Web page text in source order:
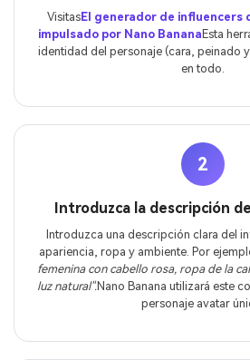
VisitasEl generador de influencers
impulsado por Nano BananaEsta
identidad del personaje (cara, peinado
en todo.
2
Introduzca la descripción
Introduzca una descripción clara del
apariencia, ropa y ambiente. Por
femenina con cabello rosa, ropa de la
luz natural". Nano Banana utilizará este
personaje avatar